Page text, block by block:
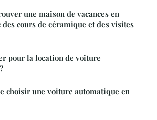
une maison de vacances en
des cours de céramique et des visites
pour la location de voiture
choisir une voiture automatique en